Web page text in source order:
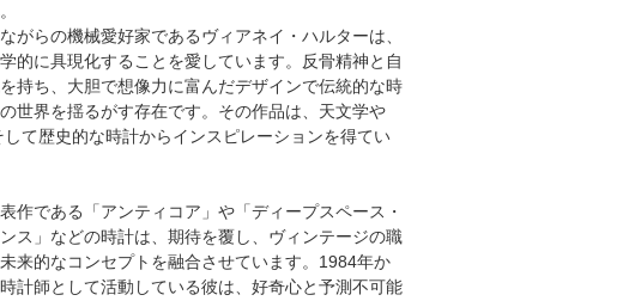
がらの機械愛好家であるヴィアネイ・ハルターは、
的に具現化することを愛しています。反骨精神と自
持ち、大胆で想像力に富んだデザインで伝統的な時
世界を揺るがす存在です。その作品は、天文学や
して歴史的な時計からインスピレーションを得てい
作である「アンティコア」や「ディープスペース・
ス」などの時計は、期待を覆し、ヴィンテージの職
来的なコンセプトを融合させています。1984年か
計師として活動している彼は、好奇心と予測不可能